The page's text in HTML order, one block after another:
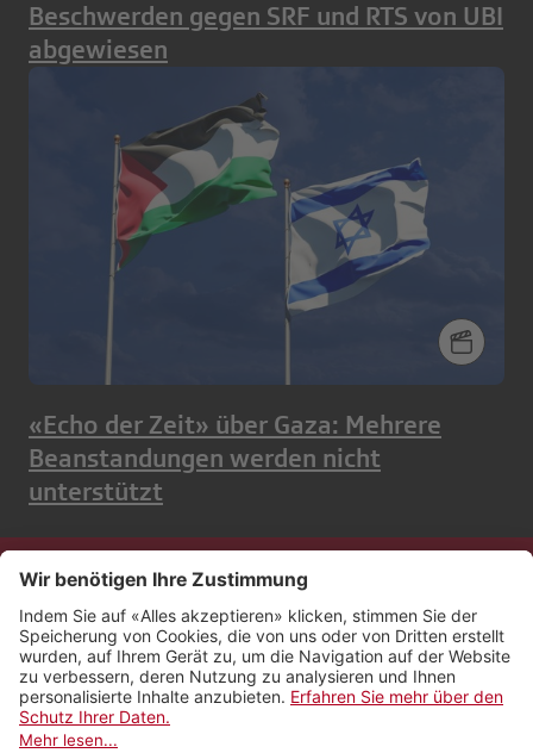
Beschwerden gegen SRF und RTS von UBI
abgewiesen
«Echo der Zeit» über Gaza: Mehrere
Beanstandungen werden nicht
unterstützt
Kontakt
Impressum
Rechtliches
Netiquette